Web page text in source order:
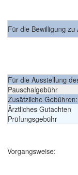
Für die Bewilligung
Für die Ausstellung
Pauschalgebühr
Zusätzliche Gebühren:
Ärztliches Gutachten
Prüfungsgebühr
Vorgangsweise: